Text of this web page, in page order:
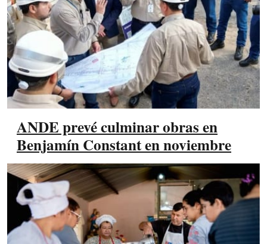
ANDE prevé culminar obras en
Benjamín Constant en noviembre